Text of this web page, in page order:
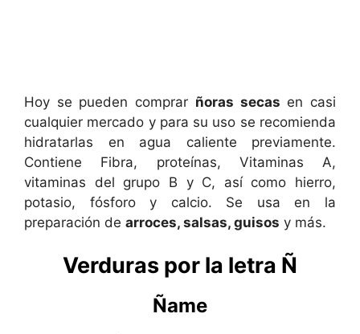
Hoy se pueden comprar ñoras secas en casi
cualquier mercado y para su uso se recomienda
hidratarlas en agua caliente previamente.
Contiene Fibra, proteínas, Vitaminas A,
vitaminas del grupo B y C, así como hierro,
potasio, fósforo y calcio. Se usa en la
preparación de arroces, salsas, guisos y más.
Verduras por la letra Ñ
Ñame